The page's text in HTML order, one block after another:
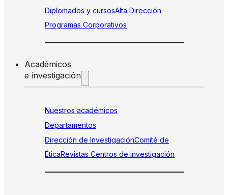
Diplomados y cursosAlta Dirección
Programas Corporativos
Académicos
e investigación
Nuestros académicos
Departamentos
Dirección de InvestigaciónComité de
ÉticaRevistas Centros de investigación